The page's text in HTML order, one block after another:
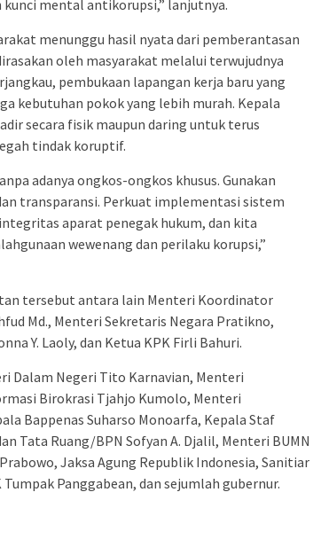
kunci mental antikorupsi,” lanjutnya.
menunggu hasil nyata dari pemberantasan
oleh masyarakat melalui terwujudnya
pembukaan lapangan kerja baru yang
kebutuhan pokok yang lebih murah. Kepala
secara fisik maupun daring untuk terus
tindak koruptif.
adanya ongkos-ongkos khusus. Gunakan
transparansi. Perkuat implementasi sistem
aparat penegak hukum, dan kita
wewenang dan perilaku korupsi,”
tersebut antara lain Menteri Koordinator
Md., Menteri Sekretaris Negara Pratikno,
Y. Laoly, dan Ketua KPK Firli Bahuri.
Dalam Negeri Tito Karnavian, Menteri
Birokrasi Tjahjo Kumolo, Menteri
Bappenas Suharso Monoarfa, Kepala Staf
Tata Ruang/BPN Sofyan A. Djalil, Menteri BUMN
Jaksa Agung Republik Indonesia, Sanitiar
Panggabean, dan sejumlah gubernur.